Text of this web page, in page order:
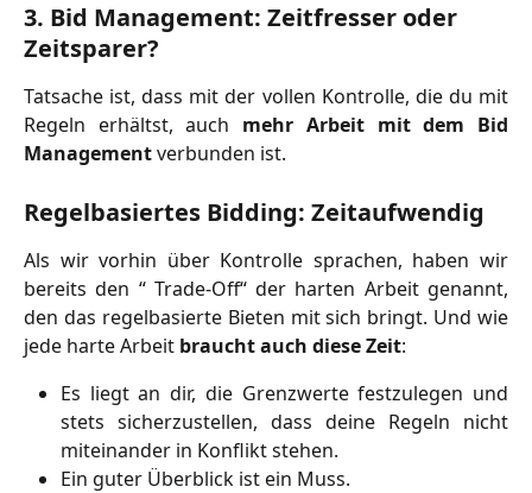
3. Bid Management: Zeitfresser oder
Zeitsparer?
Tatsache ist, dass mit der vollen Kontrolle, die du mit
Regeln erhältst, auch mehr Arbeit mit dem Bid
Managementverbunden ist.
Regelbasiertes Bidding: Zeitaufwendig
Als wir vorhin über Kontrolle sprachen, haben wir
bereits den “ Trade-Off“ der harten Arbeit genannt,
den das regelbasierte Bieten mit sich bringt. Und wie
jede harte Arbeit braucht auch diese Zeit:
Es liegt an dir, die Grenzwerte festzulegen und
stets sicherzustellen, dass deine Regeln nicht
miteinander in Konflikt stehen.
Ein guter Überblick ist ein Muss.